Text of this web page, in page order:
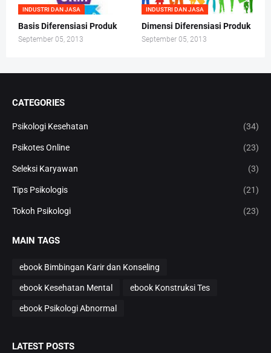
INDUSTRI DAN JASA
Basis Diferensiasi Produk
September 05, 2013
INDUSTRI DAN JASA
Dimensi Diferensiasi Produk
September 05, 2013
CATEGORIES
Psikologi Kesehatan (34)
Psikotes Online (23)
Seleksi Karyawan (3)
Tips Psikologis (21)
Tokoh Psikologi (23)
MAIN TAGS
ebook Bimbingan Karir dan Konseling
ebook Kesehatan Mental ebook Konstruksi Tes
ebook Psikologi Abnormal
LATEST POSTS